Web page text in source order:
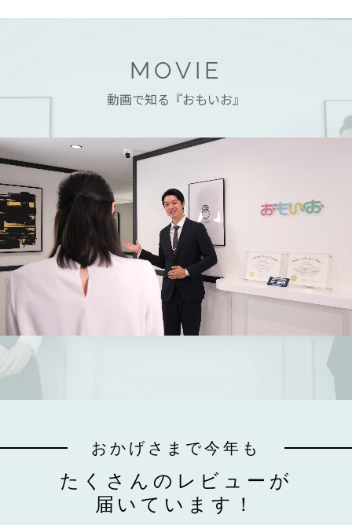
MOVIE
動画で知る『おもいお』
おかげさまで今年も
たくさんのレビューが
届いています！